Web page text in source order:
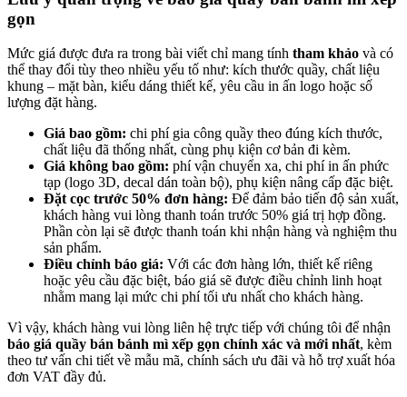
gọn
Mức giá được đưa ra trong bài viết chỉ mang tính tham khảo và có
thể thay đổi tùy theo nhiều yếu tố như: kích thước quầy, chất liệu
khung – mặt bàn, kiểu dáng thiết kế, yêu cầu in ấn logo hoặc số
lượng đặt hàng.
Giá bao gồm: chi phí gia công quầy theo đúng kích thước,
chất liệu đã thống nhất, cùng phụ kiện cơ bản đi kèm.
Giá không bao gồm: phí vận chuyển xa, chi phí in ấn phức
tạp (logo 3D, decal dán toàn bộ), phụ kiện nâng cấp đặc biệt.
Đặt cọc trước 50% đơn hàng: Để đảm bảo tiến độ sản xuất,
khách hàng vui lòng thanh toán trước 50% giá trị hợp đồng.
Phần còn lại sẽ được thanh toán khi nhận hàng và nghiệm thu
sản phẩm.
Điều chỉnh báo giá: Với các đơn hàng lớn, thiết kế riêng
hoặc yêu cầu đặc biệt, báo giá sẽ được điều chỉnh linh hoạt
nhằm mang lại mức chi phí tối ưu nhất cho khách hàng.
Vì vậy, khách hàng vui lòng liên hệ trực tiếp với chúng tôi để nhận
báo giá quầy bán bánh mì xếp gọn chính xác và mới nhất, kèm
theo tư vấn chi tiết về mẫu mã, chính sách ưu đãi và hỗ trợ xuất hóa
đơn VAT đầy đủ.